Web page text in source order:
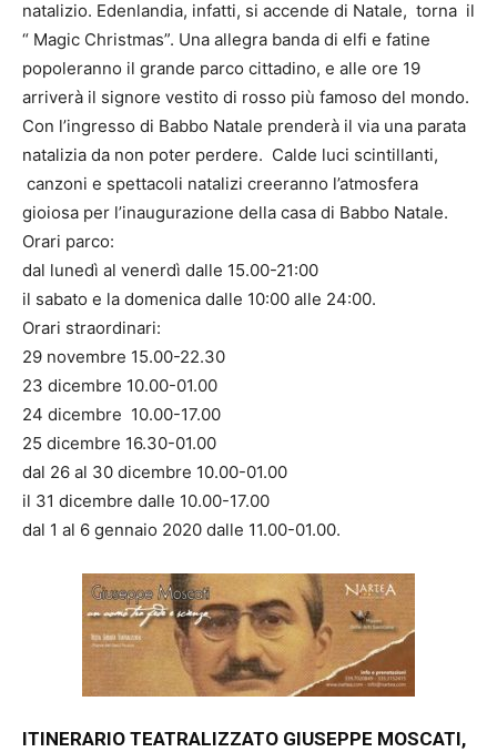
natalizio. Edenlandia, infatti, si accende di Natale, torna il
“ Magic Christmas”. Una allegra banda di elfi e fatine
popoleranno il grande parco cittadino, e alle ore 19
arriverà il signore vestito di rosso più famoso del mondo.
Con l’ingresso di Babbo Natale prenderà il via una parata
natalizia da non poter perdere. Calde luci scintillanti,
canzoni e spettacoli natalizi creeranno l’atmosfera
gioiosa per l’inaugurazione della casa di Babbo Natale.
Orari parco:
dal lunedì al venerdì dalle 15.00-21:00
il sabato e la domenica dalle 10:00 alle 24:00.
Orari straordinari:
29 novembre 15.00-22.30
23 dicembre 10.00-01.00
24 dicembre 10.00-17.00
25 dicembre 16.30-01.00
dal 26 al 30 dicembre 10.00-01.00
il 31 dicembre dalle 10.00-17.00
dal 1 al 6 gennaio 2020 dalle 11.00-01.00.
ITINERARIO TEATRALIZZATO GIUSEPPE MOSCATI,